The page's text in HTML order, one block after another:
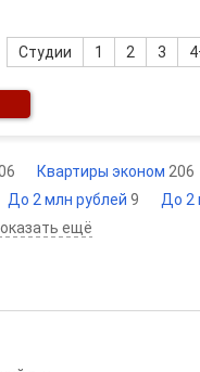
Студии 1 2 3
Квартиры эконом 206
До 2 млн рублей 9 До 2
ещё